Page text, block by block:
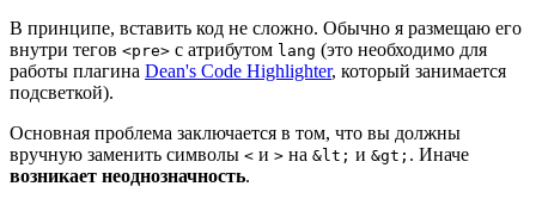
В принципе, вставить код не сложно. Обычно я размещаю его
внутри тегов <pre> с атрибутом lang (это необходимо для
работы плагина Dean's Code Highlighter, который занимается
подсветкой).
Основная проблема заключается в том, что вы должны
вручную заменить символы < и > на &lt; и &gt; . Иначе
возникает неоднозначность.